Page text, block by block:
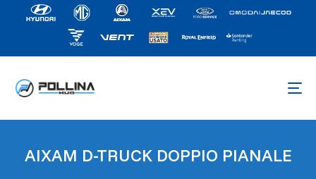
AIXAM D-TRUCK DOPPIO PIANALE